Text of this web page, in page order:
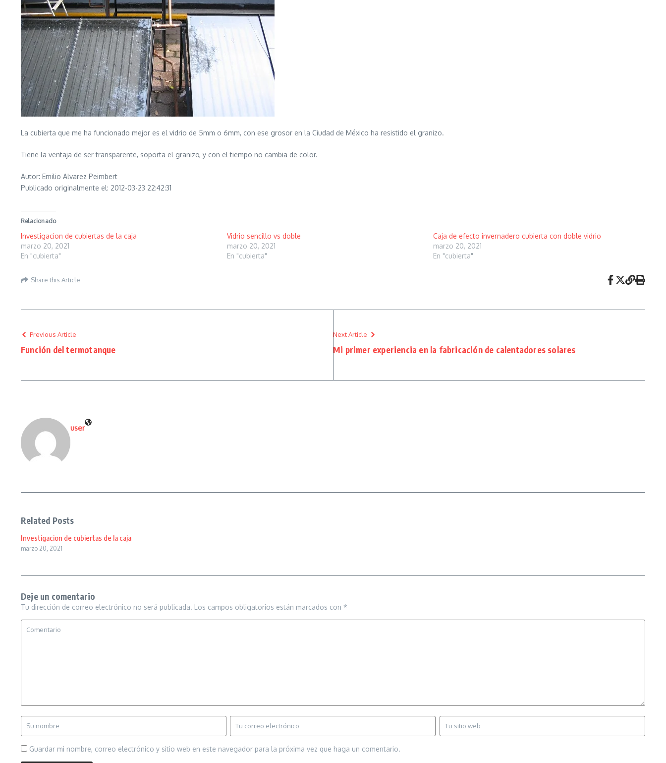
La cubierta que me ha funcionado mejor es el vidrio de 5mm o 6mm, con ese grosor en la Ciudad de México ha resistido el granizo.
Tiene la ventaja de ser transparente, soporta el granizo, y con el tiempo no cambia de color.
Autor: Emilio Alvarez Peimbert
Publicado originalmente el: 2012-03-23 22:42:31
Relacionado
Investigacion de cubiertas de la caja
marzo 20, 2021
En "cubierta"
Vidrio sencillo vs doble
marzo 20, 2021
En "cubierta"
Caja de efecto invernadero cubierta con doble vidrio
marzo 20, 2021
En "cubierta"
Share this Article
Previous Article
Función del termotanque
Next Article
Mi primer experiencia en la fabricación de calentadores solares
user
Related Posts
Investigacion de cubiertas de la caja
marzo 20, 2021
Deje un comentario
Tu dirección de correo electrónico no será publicada. Los campos obligatorios están marcados con *
Guardar mi nombre, correo electrónico y sitio web en este navegador para la próxima vez que haga un comentario.